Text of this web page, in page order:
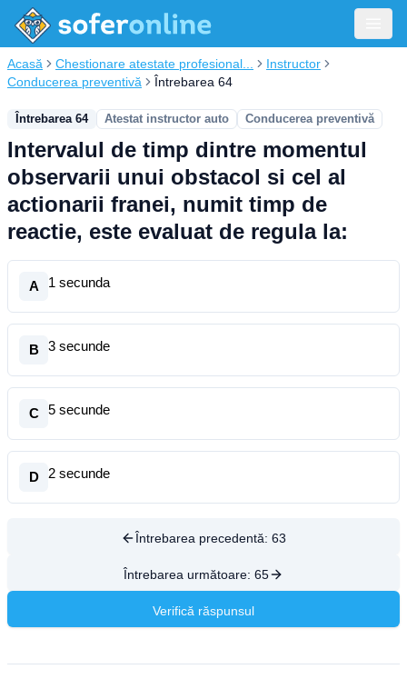
Acasă Chestionare atestate profesional...
Instructor
Conducerea preventivă
Întrebarea 64
Întrebarea 64 Atestat instructor auto Conducerea preventivă
Intervalul de timp dintre momentul
observarii unui obstacol si cel al
actionarii franei, numit timp de
reactie, este evaluat de regula la:
A 1 secunda
B 3 secunde
C 5 secunde
D 2 secunde
Întrebarea precedentă: 63
Întrebarea următoare: 65
Verifică răspunsul